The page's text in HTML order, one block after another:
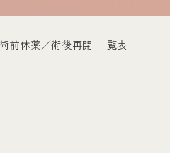
術前休薬／術後再開 一覧表